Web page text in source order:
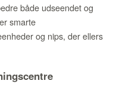
både udseendet og
smarte
og nips, der ellers